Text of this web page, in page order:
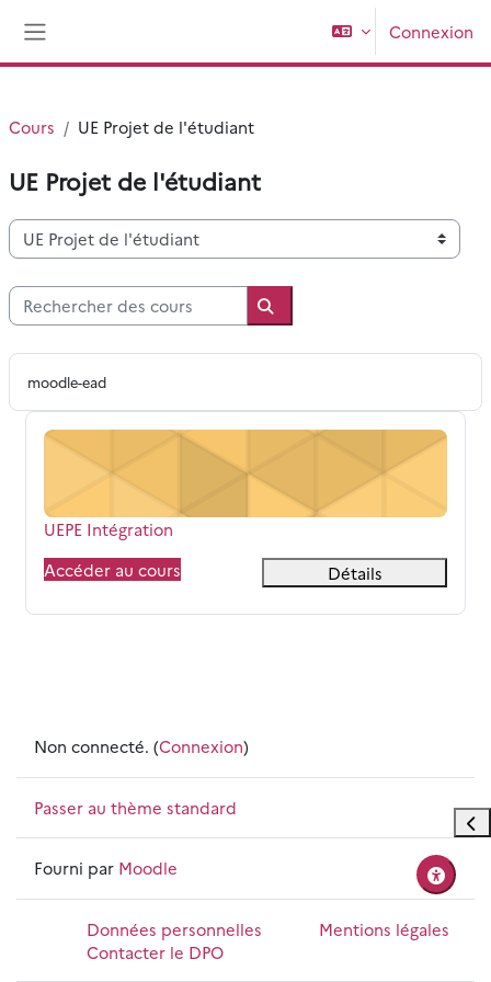
Connexion
Cours UE Projet de l'étudiant
UE Projet de l'étudiant
Catégories de cours
Rechercher des cours
Rechercher des cours
moodle-ead
UEPE Intégration
Nom du cours
UEPE Intégration
Accéder au cours
Détails
Non connecté. (Connexion)
Passer au thème standard
Fourni par Moodle
Données personnelles
Mentions légales
Contacter le DPO